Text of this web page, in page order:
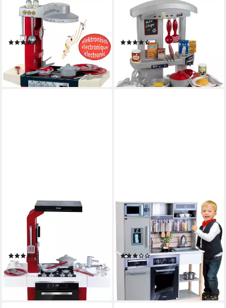
KLEIN
Spielküche Miele Küche Petit
Gourmet, Made in Germany
(33)
59,29 €
lieferbar - in 6-8 Werktagen bei dir
KLEIN
Spielküche Starter - Miele,
Made in Germany
(81)
44,23 € UVP59,99 €
-26%
lieferbar - in 6-8 Werktagen bei dir
Spielküche Miele, Fresh, inkl.
Zubehör und Sound; Made in
Germany
ab 67,36 € UVP79,99 €
-16%
lieferbar - in 6-8 Werktagen bei dir
Spielküche Miele Küche
Family Holz, mit Licht- und
Sound
(36)
130,79 € UVP198,99 €
-34%
lieferbar - in 6-8 Werktagen bei dir